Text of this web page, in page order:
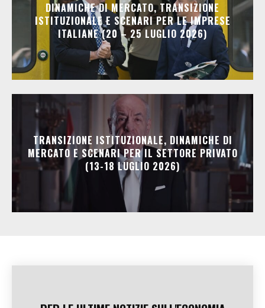
DINAMICHE DI MERCATO, TRANSIZIONE
ISTITUZIONALE E SCENARI PER LE IMPRESE
ITALIANE (20 – 25 LUGLIO 2026)
TRANSIZIONE ISTITUZIONALE, DINAMICHE DI
MERCATO E SCENARI PER IL SETTORE PRIVATO
(13-18 LUGLIO 2026)